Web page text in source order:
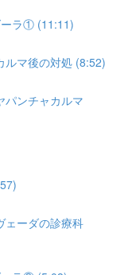
ーラ① (11:11)
ルマ後の対処 (8:52)
パンチャカルマ
ェーダの診療科